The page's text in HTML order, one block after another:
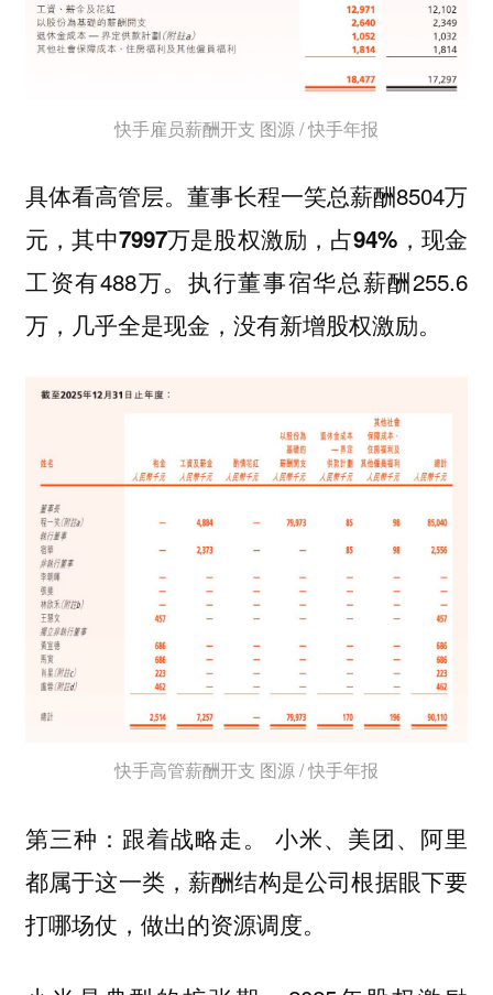
快手雇员薪酬开支 图源 / 快手年报
具体看高管层。董事长程一笑总薪酬8504万
元，其中7997万是股权激励，占94% ，现金
工资有488万。执行董事宿华总薪酬255.6
万，几乎全是现金，没有新增股权激励。
快手高管薪酬开支 图源 / 快手年报
第三种：跟着战略走。 小米、美团、阿里
都属于这一类，薪酬结构是公司根据眼下要
打哪场仗，做出的资源调度。